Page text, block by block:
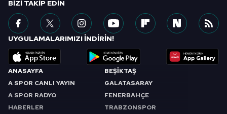
ANASAYFA
A SPOR CANLI YAYIN
A SPOR RADYO
HABERLER
BEŞİKTAŞ
GALATASARAY
FENERBAHÇE
TRABZONSPOR
BIZI TAKIP EDIN
UYGULAMALARIMIZI İNDİRİN!